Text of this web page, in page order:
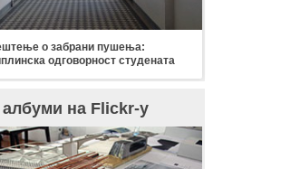
о забрани пушења:
одговорност студената
на Flickr-у